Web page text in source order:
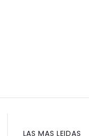
LAS MAS LEIDAS